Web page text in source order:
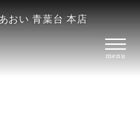
おい 青葉台 本店